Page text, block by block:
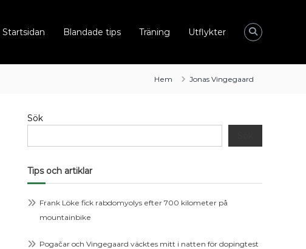
Startsidan Blandade tips Träning Utflykter
Hem Jonas Vingegaard
Sök
Tips och artiklar
Frank Löke fick rabdomyolys efter 700 kilometer på
mountainbike
Pogačar och Vingegaard väcktes mitt i natten för dopingtest